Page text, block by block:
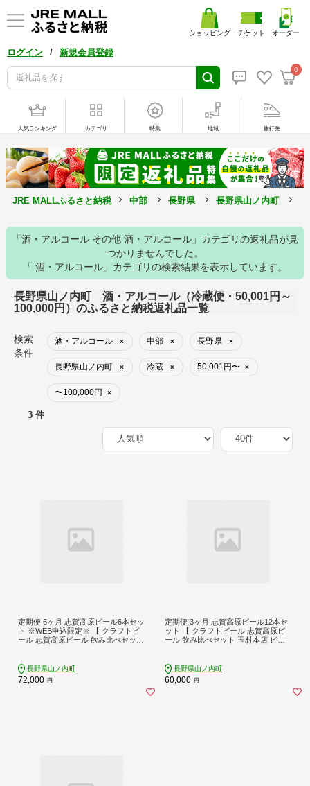
ログイン / 新規会員登録
0
ショッピング チケット オーダー
人気ランキング カテゴリ 特集 地域 旅行先
JRE MALLふるさと納税 中部 長野県 長野県山ノ内町
「酒・アルコール その他 酒・アルコール」カテゴリの返礼品が見
つかりませんでした。
「 酒・アルコール」カテゴリの検索結果を表示しています。
長野県山ノ内町 酒・アルコール（冷蔵便・50,001円～
100,000円）のふるさと納税返礼品一覧
検索
条件
酒・アルコール × 中部 × 長野県 ×
長野県山ノ内町 × 冷蔵 × 50,001円〜 ×
〜100,000円 ×
3 件
定期便 6ヶ月 志賀高原ビール6本セッ
ト ※WEB申込限定※ 【 クラフトビ
ール 志賀高原ビール 飲み比べセット
酒 長野 定期 お楽しみ 6回 】
長野県山ノ内町
72,000 円
定期便 3ヶ月 志賀高原ビール12本セ
ット 【 クラフトビール 志賀高原ビ
ール 飲み比べセット 玉村本店 ビー
酒 お酒 長野 定期 お楽しみ 3回 】
長野県山ノ内町
60,000 円